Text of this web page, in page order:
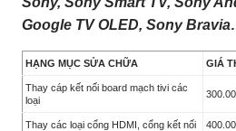
Google TV OLED, Sony
HẠNG MỤC SỬA CHỮA GIÁ
Thay cáp kết nối board mạch tivi các
loại
Thay các loại cổng HDMI, cổng kết nối